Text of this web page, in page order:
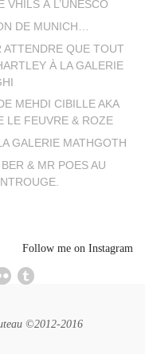
VHILS À L’UNESCO
DE MUNICH…
QUE TOUT
À LA GALERIE
MEHDI CIBILLE AKA
LE FEUVRE & ROZE
GALERIE MATHGOTH
& MR POES AU
Follow me on Instagram
©2012-2016